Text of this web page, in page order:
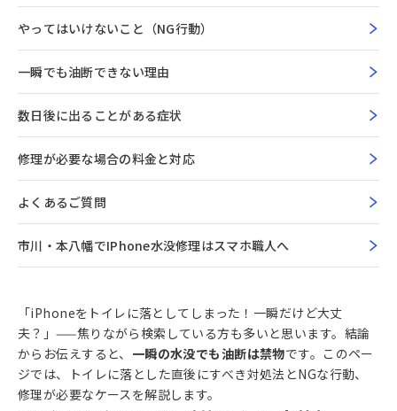
やってはいけないこと（NG行動）
一瞬でも油断できない理由
数日後に出ることがある症状
修理が必要な場合の料金と対応
よくあるご質問
市川・本八幡でiPhone水没修理はスマホ職人へ
「iPhoneをトイレに落としてしまった！一瞬だけど大丈
夫？」——焦りながら検索している方も多いと思います。結論
からお伝えすると、 一瞬の水没でも油断は禁物です。このペー
ジでは、トイレに落とした直後にすべき対処法とNGな行動、
修理が必要なケースを解説します。